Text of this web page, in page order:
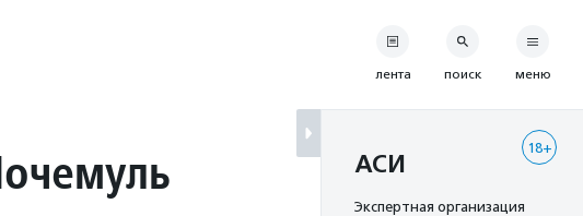
лента поиск меню
18+
АСИ
Экспертная организация